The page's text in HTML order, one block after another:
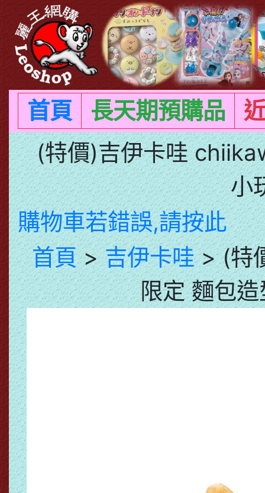
首頁 長天期預購品
(特價)吉伊卡哇
小
購物車若錯誤,請按此
首頁>吉伊卡哇> (特
限定 麵包